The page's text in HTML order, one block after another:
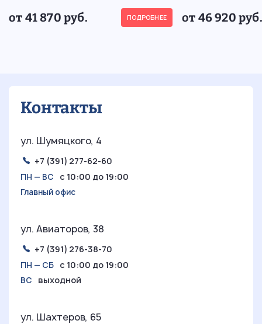
от 41 870 руб. ПОДРОБНЕЕ от 46 920 руб.
Контакты
ул. Шумяцкого, 4
+7 (391) 277-62-60
ПН — ВС с 10:00 до 19:00
Главный офис
ул. Авиаторов, 38
+7 (391) 276-38-70
ПН — СБ с 10:00 до 19:00
ВС выходной
ул. Шахтеров, 65